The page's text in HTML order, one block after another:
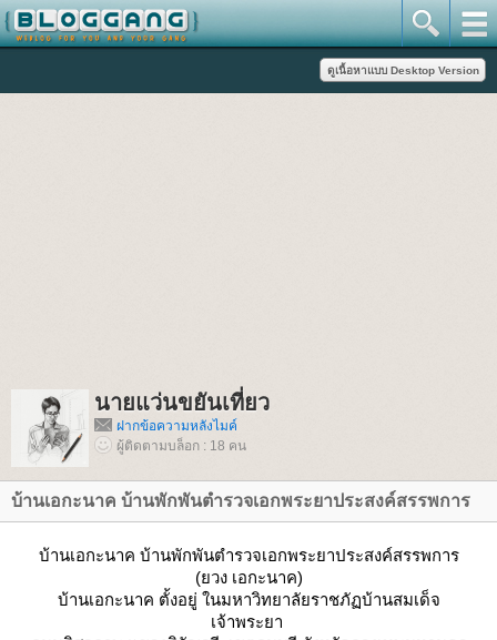
นายแว่นขยันเที่ยว
ฝากข้อความหลังไมค์
ผู้ติดตามบล็อก : 18 คน
บ้านเอกะนาค บ้านพักพันตำรวจเอกพระยาประสงค์สรรพการ
บ้านเอกะนาค บ้านพักพันตำรวจเอกพระยาประสงค์สรรพการ
(ยวง เอกะนาค)
บ้านเอกะนาค ตั้งอยู่ ในมหาวิทยาลัยราชภัฏบ้านสมเด็จ
เจ้าพระยา